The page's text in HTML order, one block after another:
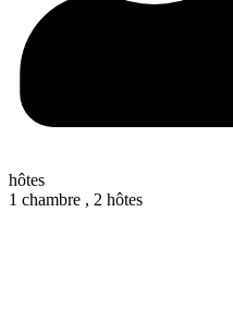
hôtes
1 chambre , 2 hôtes